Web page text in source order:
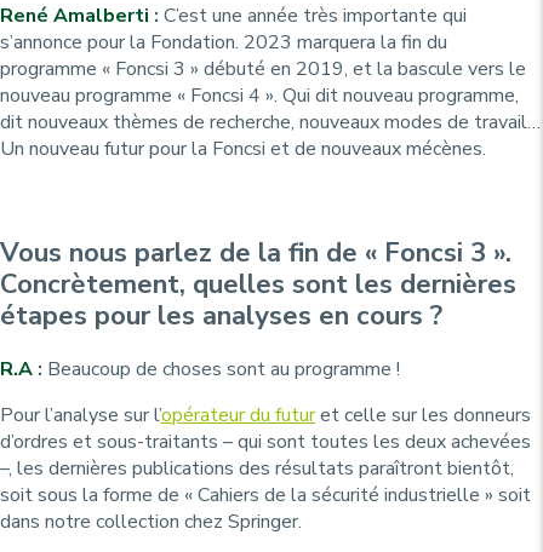
René Amalberti : C’est une année très importante qui
s’annonce pour la Fondation. 2023 marquera la fin du
programme « Foncsi 3 » débuté en 2019, et la bascule vers le
nouveau programme « Foncsi 4 ». Qui dit nouveau programme,
dit nouveaux thèmes de recherche, nouveaux modes de travail…
Un nouveau futur pour la Foncsi et de nouveaux mécènes.
Vous nous parlez de la fin de « Foncsi 3 ».
Concrètement, quelles sont les dernières
étapes pour les analyses en cours ?
R.A : Beaucoup de choses sont au programme !
Pour l’analyse sur l’opérateur du futuret celle sur les donneurs
d’ordres et sous-traitants – qui sont toutes les deux achevées
–, les dernières publications des résultats paraîtront bientôt,
soit sous la forme de « Cahiers de la sécurité industrielle » soit
dans notre collection chez Springer.